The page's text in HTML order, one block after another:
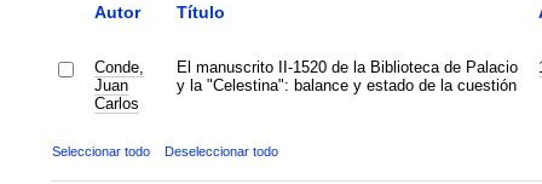
Autor Título
Conde,
Juan
Carlos
El manuscrito II-1520 de la Biblioteca de Palacio
y la "Celestina": balance y estado de la cuestión
Seleccionar todo Deseleccionar todo